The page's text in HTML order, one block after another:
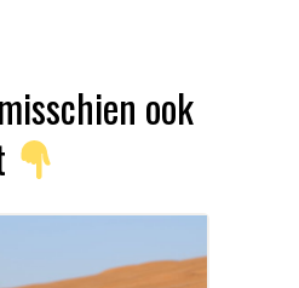
ook